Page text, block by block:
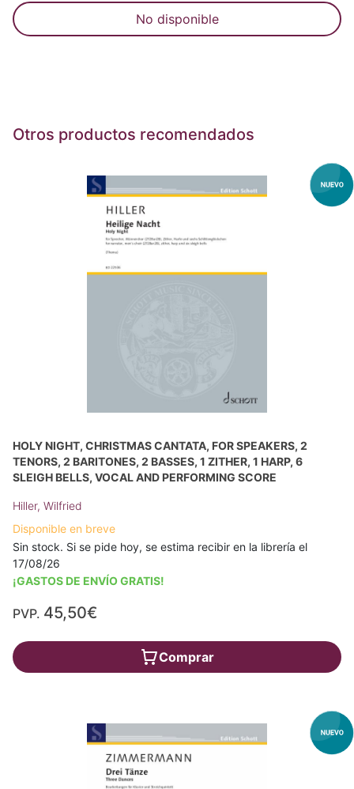
No disponible
Otros productos recomendados
HOLY NIGHT, CHRISTMAS CANTATA, FOR SPEAKERS, 2
TENORS, 2 BARITONES, 2 BASSES, 1 ZITHER, 1 HARP, 6
SLEIGH BELLS, VOCAL AND PERFORMING SCORE
Hiller, Wilfried
Disponible en breve
Sin stock. Si se pide hoy, se estima recibir en la librería el
17/08/26
¡GASTOS DE ENVÍO GRATIS!
PVP. 45,50€
Comprar